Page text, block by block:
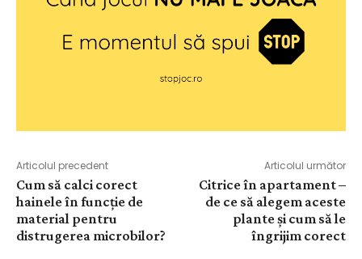
Articolul precedent
Cum să calci corect
hainele în funcție de
material pentru
distrugerea microbilor?
Articolul următor
Citrice în apartament –
de ce să alegem aceste
plante și cum să le
îngrijim corect